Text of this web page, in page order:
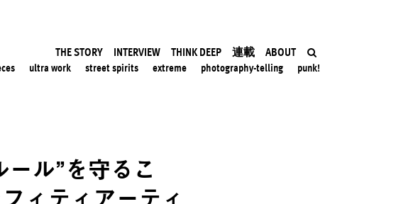
THE STORY INTERVIEW THINK DEEP 連載 ABOUT
ultra work street spirits extreme photography-telling punk!
ール”を守るこ